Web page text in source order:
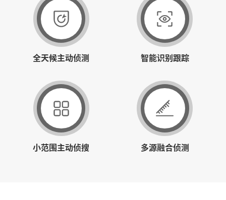
全天候主动侦测 智能识别跟踪
小范围主动侦搜 多源融合侦测